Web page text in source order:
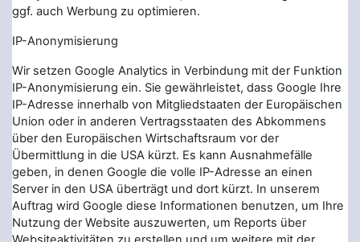
ggf. auch Werbung zu optimieren.
IP-Anonymisierung
Wir setzen Google Analytics in Verbindung mit der Funktion
IP-Anonymisierung ein. Sie gewährleistet, dass Google Ihre
IP-Adresse innerhalb von Mitgliedstaaten der Europäischen
Union oder in anderen Vertragsstaaten des Abkommens
über den Europäischen Wirtschaftsraum vor der
Übermittlung in die USA kürzt. Es kann Ausnahmefälle
geben, in denen Google die volle IP-Adresse an einen
Server in den USA überträgt und dort kürzt. In unserem
Auftrag wird Google diese Informationen benutzen, um Ihre
Nutzung der Website auszuwerten, um Reports über